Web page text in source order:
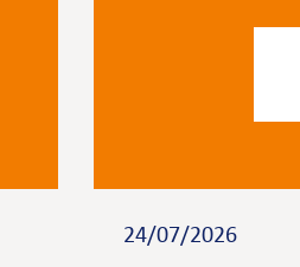
24/07/2026